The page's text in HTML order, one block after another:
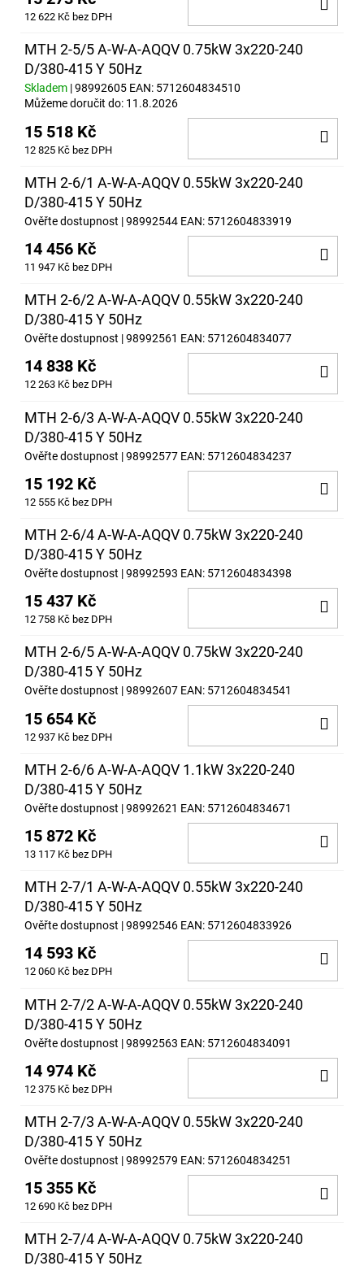
12 622 Kč bez DPH
MTH 2-5/5 A-W-A-AQQV 0.75kW 3x220-240
D/380-415 Y 50Hz
Skladem | 98992605 EAN: 5712604834510
Můžeme doručit do: 11.8.2026
15 518 Kč
12 825 Kč bez DPH
MTH 2-6/1 A-W-A-AQQV 0.55kW 3x220-240
D/380-415 Y 50Hz
Ověřte dostupnost | 98992544 EAN: 5712604833919
14 456 Kč
11 947 Kč bez DPH
MTH 2-6/2 A-W-A-AQQV 0.55kW 3x220-240
D/380-415 Y 50Hz
Ověřte dostupnost | 98992561 EAN: 5712604834077
14 838 Kč
12 263 Kč bez DPH
MTH 2-6/3 A-W-A-AQQV 0.55kW 3x220-240
D/380-415 Y 50Hz
Ověřte dostupnost | 98992577 EAN: 5712604834237
15 192 Kč
12 555 Kč bez DPH
MTH 2-6/4 A-W-A-AQQV 0.75kW 3x220-240
D/380-415 Y 50Hz
Ověřte dostupnost | 98992593 EAN: 5712604834398
15 437 Kč
12 758 Kč bez DPH
MTH 2-6/5 A-W-A-AQQV 0.75kW 3x220-240
D/380-415 Y 50Hz
Ověřte dostupnost | 98992607 EAN: 5712604834541
15 654 Kč
12 937 Kč bez DPH
MTH 2-6/6 A-W-A-AQQV 1.1kW 3x220-240
D/380-415 Y 50Hz
Ověřte dostupnost | 98992621 EAN: 5712604834671
15 872 Kč
13 117 Kč bez DPH
MTH 2-7/1 A-W-A-AQQV 0.55kW 3x220-240
D/380-415 Y 50Hz
Ověřte dostupnost | 98992546 EAN: 5712604833926
14 593 Kč
12 060 Kč bez DPH
MTH 2-7/2 A-W-A-AQQV 0.55kW 3x220-240
D/380-415 Y 50Hz
Ověřte dostupnost | 98992563 EAN: 5712604834091
14 974 Kč
12 375 Kč bez DPH
MTH 2-7/3 A-W-A-AQQV 0.55kW 3x220-240
D/380-415 Y 50Hz
Ověřte dostupnost | 98992579 EAN: 5712604834251
15 355 Kč
12 690 Kč bez DPH
MTH 2-7/4 A-W-A-AQQV 0.75kW 3x220-240
D/380-415 Y 50Hz